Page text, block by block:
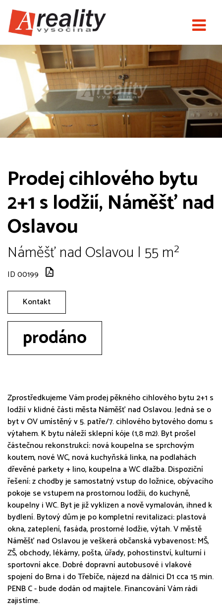
Prodej cihlového bytu
2+1 s lodžií, Náměšť nad
Oslavou
Náměšť nad Oslavou | 55 m²
ID 00199
Kontakt
prodáno
Zprostředkujeme Vám prodej pěkného cihlového bytu 2+1 s
lodžií v klidné části města Náměšť nad Oslavou. Jedná se o
byt v OV umístěný v 5. patře/7. cihlového bytového domu s
výtahem. K bytu náleží sklepní kóje (1,8 m2). Byt prošel
částečnou rekonstrukcí: nová koupelna se sprchovým
koutem, nové WC, nová kuchyňská linka, na podlahách
dřevěné parkety + lino, koupelna a WC dlažba. Dispoziční
řešení: z chodby je samostatný vstup do ložnice, obývacího
pokoje se vstupem na prostornou lodžii, do kuchyně,
koupelny i WC. Byt je již vyklizen a nově vymalován, ihned k
bydlení. Bytový dům je po kompletní revitalizaci: plastová
okna, zateplení, fasáda, prostorné lodžie, výtah. V městě
Náměšť nad Oslavou je veškerá občanská vybavenost: MŠ,
ZŠ, obchody, lékárny, pošta, úřady, pohostinství, kulturní i
sportovní akce. Dobré dopravní autobusové i vlakové
spojení do Brna i do Třebíče, nájezd na dálnici D1 cca 15 min.
PENB C - bude dodán od majitele. Financování Vám rádi
zajistíme.